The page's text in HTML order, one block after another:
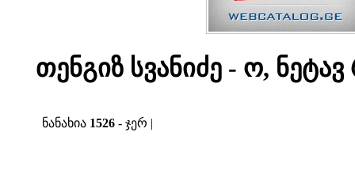
თენგიზ სვანიძე - ო,
ნანახია 1526 - ჯერ |